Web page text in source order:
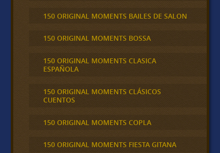
150 ORIGINAL MOMENTS BAILES DE SALON
150 ORIGINAL MOMENTS BOSSA
150 ORIGINAL MOMENTS CLASICA
ESPAÑOLA
150 ORIGINAL MOMENTS CLÁSICOS
CUENTOS
150 ORIGINAL MOMENTS COPLA
150 ORIGINAL MOMENTS FIESTA GITANA